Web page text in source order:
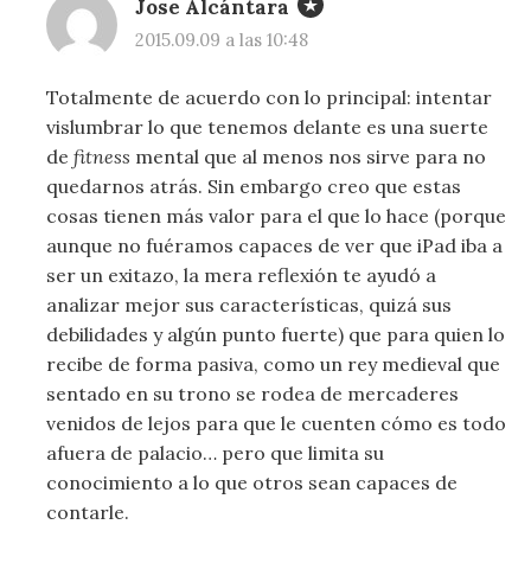
Jose Alcántara
2015.09.09 a las 10:48
Totalmente de acuerdo con lo principal: intentar
vislumbrar lo que tenemos delante es una suerte
defitness mental que al menos nos sirve para no
quedarnos atrás. Sin embargo creo que estas
cosas tienen más valor para el que lo hace (porque
aunque no fuéramos capaces de ver que iPad iba a
ser un exitazo, la mera reflexión te ayudó a
analizar mejor sus características, quizá sus
debilidades y algún punto fuerte) que para quien lo
recibe de forma pasiva, como un rey medieval que
sentado en su trono se rodea de mercaderes
venidos de lejos para que le cuenten cómo es todo
afuera de palacio… pero que limita su
conocimiento a lo que otros sean capaces de
contarle.